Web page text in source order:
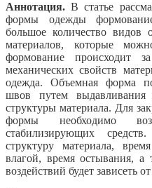
Аннотация. В статье
формы одежды
большое количество видов
материалов, которые
формование происходит
механических свойств
одежда. Объемная форма
швов путем выдавливания
структуры материала. Для
формы необходимо
стабилизирующих
структуру материала,
влагой, время остывания, а
воздействий будет зависеть